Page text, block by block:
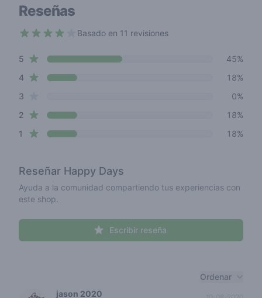
Reseñas
Basado en 11 revisiones
Review data
5 star reviews
45%
4star reviews
18%
3
0%
2 star reviews
18%
1 star reviews 18%
Reseñar Happy Days
Ayuda a la comunidad compartiendo tus experiencias con
este shop.
Escribir reseña
Ordenar
jason 2020